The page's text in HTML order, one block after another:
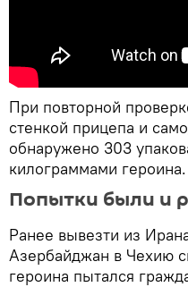
При повторной
стенкой прицепа и
обнаружено 303
килограммами героина.
Попытки были и
Ранее вывезти из
Азербайджан в Чехию
героина пытался